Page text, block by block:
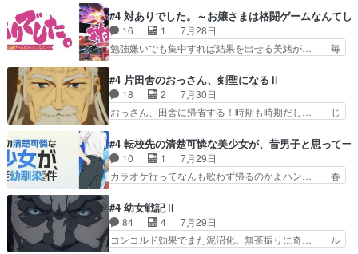
系列が4話と入れ替わってるのね… こんなデカイ
のどうやって運ぶんだよ！？姉… ダラさん、人型
形態にもなれるんか!?w髪…
国の奴らも馬鹿が多いが、夜の国も同じ… ご視聴
ありがとうございました来週もよろし… 握った◯
治郎（中の人的に）仲間であるプレ… ヨコヤの頭
の回転の速さと人間の心理を利用… 夜の国のヨコ
で夜の国の独裁支配を強化、… やはりヨコヤいい
ですね。昼の国が勝てる流… 役で出演いたしまし
た。次回も緊張が止まり…
#4 対ありでした。～お嬢さまは格闘ゲームなんてし
16 1
7月28日
勉強嫌いでも集中すれば結果を出せる美緒が… 毎
なゲームも相手が強すぎるとやる気無く… テー
マ：テスト勉強と大会感想は、美緒がテ… すげー
ーーーーーーーー良い……。女性声優… 深夜の格
ゲー対戦よりテストの方がよっぽど… 真剣に授業
ストに向けて勉強会！美緒ちゃ… 受験勉強と戦闘
の2択なら戦闘を選ぶ娘w美… 勉強嫌いでバトル
を選ぶって、ひぐらしの沙…
#4 片田舎のおっさん、剣聖になるⅡ
18 2
7月30日
おっさん、田舎に帰省する！時期も時期だし… じ
れない爺さんには夢が詰まってると思う… クル
ニ、ヘンブリッツ、ミュイと一緒におっ… 帰省、
お供ヒロインはクルニ。順番的には確… 父親から
手紙が来た。サーベルボアの退治の… ここでヘン
家に帰ることに・ベリルはミュ… おっさんの親と
なるとお爺ちゃんだよね孫扱… ・ベリル、実家に
帰ることに・ベリルはミュ…
#4 転校先の清楚可憐な美少女が、昔男子と思って一
10 1
7月29日
カラオケ行ってなんも歌わず帰るのかよハン… 春
やらあの女優さんが春希のお母さんのよ… 春希ち
ゃん姫ちゃんに野菜の子も凄え可愛い… 隼人くん
のスマホを買いに行ってたけど完全… 第４話を
U-NEXTで視聴しました。視聴… スマホを買うた
#4 幼女戦記Ⅱ
84 4
7月29日
コンコルド効果でまた泥沼化。無茶振りに奇… ル